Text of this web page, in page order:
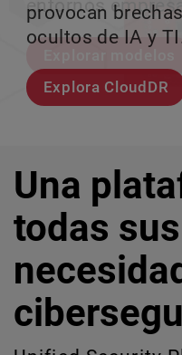
entornos
provocan
ocultos de IA y
Explora CloudDR
escalar sin
Conozcan a Rai
crecimiento
Conozca
Una
todas sus